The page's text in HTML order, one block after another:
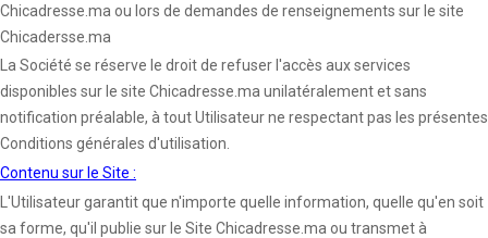
Chicadresse.ma ou lors de demandes de renseignements sur le site
Chicadersse.ma
La Société se réserve le droit de refuser l'accès aux services
disponibles sur le site Chicadresse.ma unilatéralement et sans
notification préalable, à tout Utilisateur ne respectant pas les présentes
Conditions générales d'utilisation.
Contenu sur le Site :
L'Utilisateur garantit que n'importe quelle information, quelle qu'en soit
sa forme, qu'il publie sur le Site Chicadresse.ma ou transmet à